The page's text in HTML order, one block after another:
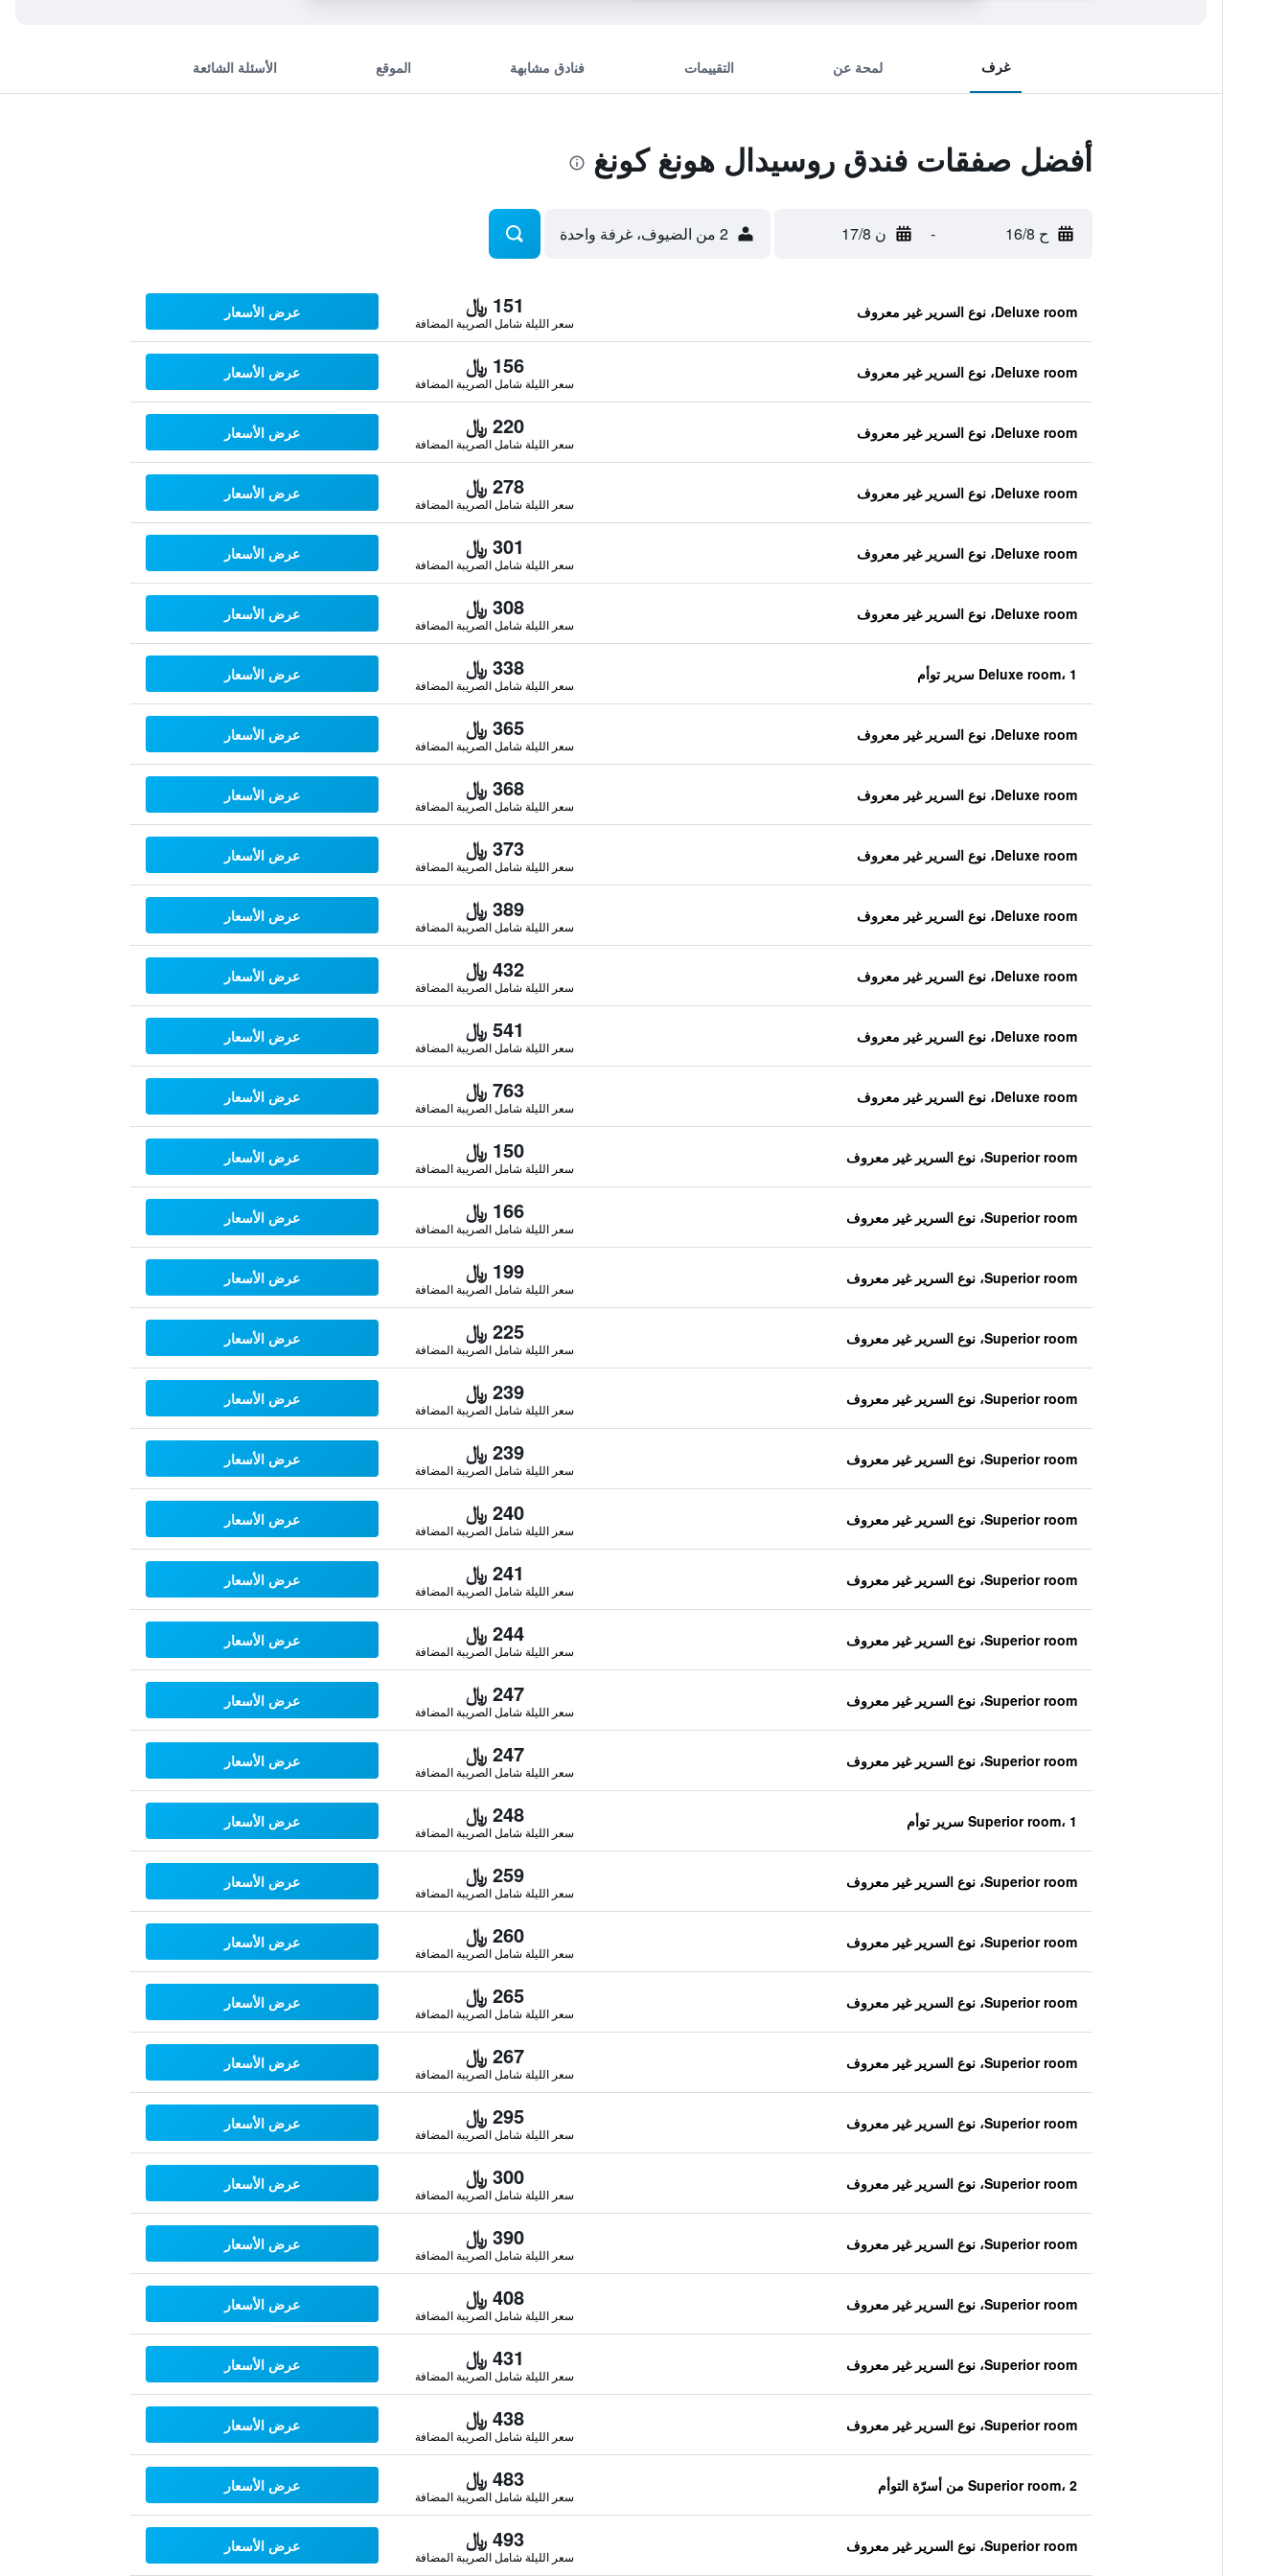
غرف لمحة عن التقييمات فنادق مشابهة الموقع الأسئلة الشائعة
أفضل صفقات فندق روسيدال هونغ كونغ
ح 16/8 - ن 17/8 2 من الضيوف، غرفة واحدة
Deluxe room، نوع السرير غير معروف 151 ﷼
سعر الليلة شامل الصريبة المضافة
عرض الأسعار
Deluxe room، نوع السرير غير معروف 156 ﷼
سعر الليلة شامل الصريبة المضافة
عرض الأسعار
Deluxe room، نوع السرير غير معروف 220 ﷼
سعر الليلة شامل الصريبة المضافة
عرض الأسعار
Deluxe room، نوع السرير غير معروف 278 ﷼
سعر الليلة شامل الصريبة المضافة
عرض الأسعار
Deluxe room، نوع السرير غير معروف 301 ﷼
سعر الليلة شامل الصريبة المضافة
عرض الأسعار
Deluxe room، نوع السرير غير معروف 308 ﷼
سعر الليلة شامل الصريبة المضافة
عرض الأسعار
Deluxe room، 1 سرير توأم 338 ﷼
سعر الليلة شامل الصريبة المضافة
عرض الأسعار
Deluxe room، نوع السرير غير معروف 365 ﷼
سعر الليلة شامل الصريبة المضافة
عرض الأسعار
Deluxe room، نوع السرير غير معروف 368 ﷼
سعر الليلة شامل الصريبة المضافة
عرض الأسعار
Deluxe room، نوع السرير غير معروف 373 ﷼
سعر الليلة شامل الصريبة المضافة
عرض الأسعار
Deluxe room، نوع السرير غير معروف 389 ﷼
سعر الليلة شامل الصريبة المضافة
عرض الأسعار
Deluxe room، نوع السرير غير معروف 432 ﷼
سعر الليلة شامل الصريبة المضافة
عرض الأسعار
Deluxe room، نوع السرير غير معروف 541 ﷼
سعر الليلة شامل الصريبة المضافة
عرض الأسعار
Deluxe room، نوع السرير غير معروف 763 ﷼
سعر الليلة شامل الصريبة المضافة
عرض الأسعار
Superior room، نوع السرير غير معروف 150 ﷼
سعر الليلة شامل الصريبة المضافة
عرض الأسعار
Superior room، نوع السرير غير معروف 166 ﷼
سعر الليلة شامل الصريبة المضافة
عرض الأسعار
Superior room، نوع السرير غير معروف 199 ﷼
سعر الليلة شامل الصريبة المضافة
عرض الأسعار
Superior room، نوع السرير غير معروف 225 ﷼
سعر الليلة شامل الصريبة المضافة
عرض الأسعار
Superior room، نوع السرير غير معروف 239 ﷼
سعر الليلة شامل الصريبة المضافة
عرض الأسعار
Superior room، نوع السرير غير معروف 239 ﷼
سعر الليلة شامل الصريبة المضافة
عرض الأسعار
Superior room، نوع السرير غير معروف 240 ﷼
سعر الليلة شامل الصريبة المضافة
عرض الأسعار
Superior room، نوع السرير غير معروف 241 ﷼
سعر الليلة شامل الصريبة المضافة
عرض الأسعار
Superior room، نوع السرير غير معروف 244 ﷼
سعر الليلة شامل الصريبة المضافة
عرض الأسعار
Superior room، نوع السرير غير معروف 247 ﷼
سعر الليلة شامل الصريبة المضافة
عرض الأسعار
Superior room، نوع السرير غير معروف 247 ﷼
سعر الليلة شامل الصريبة المضافة
عرض الأسعار
Superior room، 1 سرير توأم 248 ﷼
سعر الليلة شامل الصريبة المضافة
عرض الأسعار
Superior room، نوع السرير غير معروف 259 ﷼
سعر الليلة شامل الصريبة المضافة
عرض الأسعار
Superior room، نوع السرير غير معروف 260 ﷼
سعر الليلة شامل الصريبة المضافة
عرض الأسعار
Superior room، نوع السرير غير معروف 265 ﷼
سعر الليلة شامل الصريبة المضافة
عرض الأسعار
Superior room، نوع السرير غير معروف 267 ﷼
سعر الليلة شامل الصريبة المضافة
عرض الأسعار
Superior room، نوع السرير غير معروف 295 ﷼
سعر الليلة شامل الصريبة المضافة
عرض الأسعار
Superior room، نوع السرير غير معروف 300 ﷼
سعر الليلة شامل الصريبة المضافة
عرض الأسعار
Superior room، نوع السرير غير معروف 390 ﷼
سعر الليلة شامل الصريبة المضافة
عرض الأسعار
Superior room، نوع السرير غير معروف 408 ﷼
سعر الليلة شامل الصريبة المضافة
عرض الأسعار
Superior room، نوع السرير غير معروف 431 ﷼
سعر الليلة شامل الصريبة المضافة
عرض الأسعار
Superior room، نوع السرير غير معروف 438 ﷼
سعر الليلة شامل الصريبة المضافة
عرض الأسعار
Superior room، 2 من أسرّة التوأم 483 ﷼
سعر الليلة شامل الصريبة المضافة
عرض الأسعار
Superior room، نوع السرير غير معروف 493 ﷼
سعر الليلة شامل الصريبة المضافة
عرض الأسعار